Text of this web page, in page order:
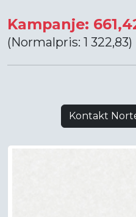
Kampanje:
(Normalpris: 1 322,83)
Kontakt